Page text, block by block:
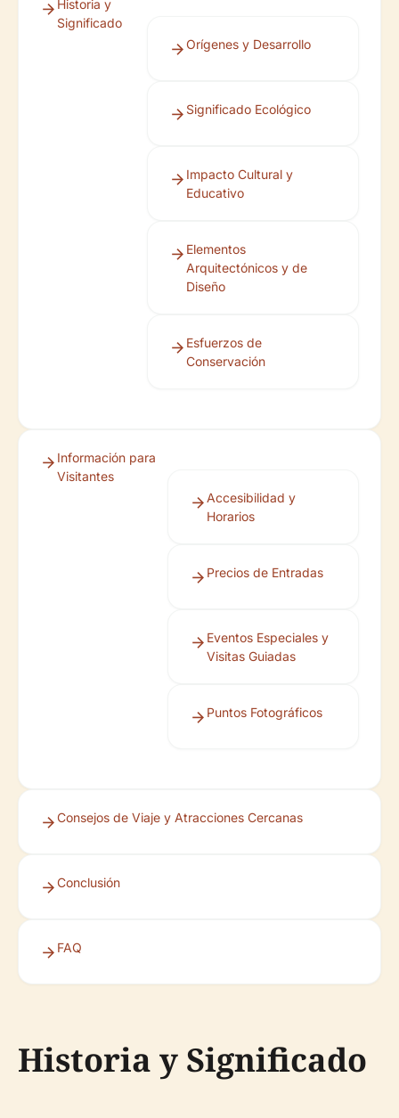
Historia y
Significado
Orígenes y Desarrollo
Significado Ecológico
Impacto Cultural y
Educativo
Elementos
Arquitectónicos y de
Diseño
Esfuerzos de
Conservación
Información para
Visitantes
Accesibilidad y
Horarios
Precios de Entradas
Eventos Especiales y
Visitas Guiadas
Puntos Fotográficos
Consejos de Viaje y Atracciones Cercanas
Conclusión
FAQ
Historia y Significado